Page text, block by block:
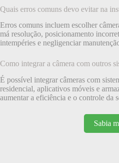
Quais erros comuns devo evitar na
Erros comuns incluem escolher
má resolução, posicionamento
intempéries e negligenciar
Como integrar a câmera com outros
É possível integrar câmeras com
residencial, aplicativos móveis e
aumentar a eficiência e o controle da
Sabia